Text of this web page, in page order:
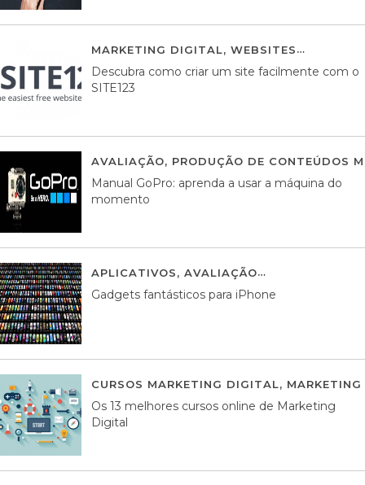
MARKETING DIGITAL, WEBSITES
Descubra como criar um site facilmente com o
SITE123
AVALIAÇÃO, PRODUÇÃO DE CONTEÚDOS
Manual GoPro: aprenda a usar a máquina do
momento
APLICATIVOS, AVALIAÇÃO
Gadgets fantásticos para iPhone
CURSOS MARKETING DIGITAL,
Os 13 melhores cursos online de Marketing
Digital